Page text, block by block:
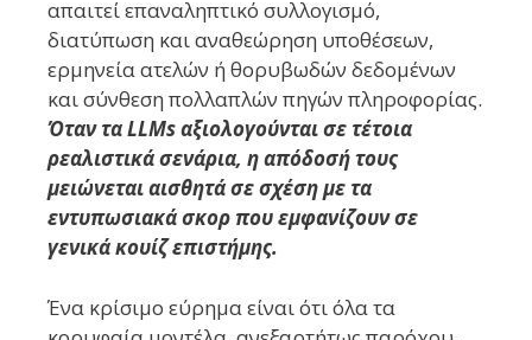
απαιτεί επαναληπτικό συλλογισμό,
διατύπωση και αναθεώρηση υποθέσεων,
ερμηνεία ατελών ή θορυβωδών δεδομένων
και σύνθεση πολλαπλών πηγών πληροφορίας.
Όταν τα LLMs αξιολογούνται σε τέτοια
ρεαλιστικά σενάρια, η απόδοσή τους
μειώνεται αισθητά σε σχέση με τα
εντυπωσιακά σκορ που εμφανίζουν σε
γενικά κουίζ επιστήμης.
Ένα κρίσιμο εύρημα είναι ότι όλα τα